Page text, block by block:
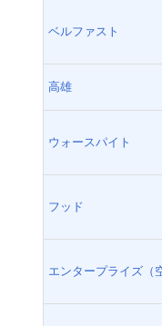
ベルファスト
高雄
ウォースパイト
フッド
エンタープライズ（